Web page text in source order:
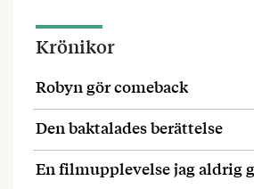
Krönikor
Robyn gör comeback
Den baktalades berättelse
En filmupplevelse jag aldrig